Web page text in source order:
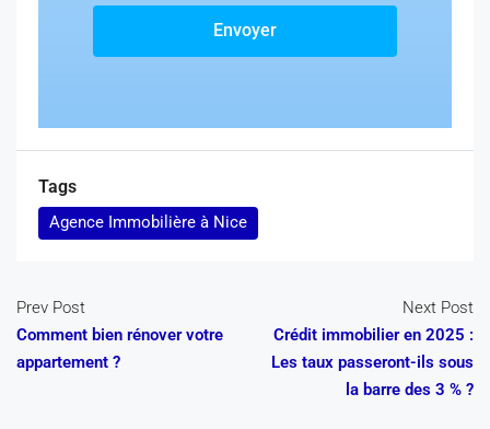
Envoyer
Tags
Agence Immobilière à Nice
Prev Post
Comment bien rénover votre
appartement ?
Next Post
Crédit immobilier en 2025 :
Les taux passeront-ils sous
la barre des 3 % ?